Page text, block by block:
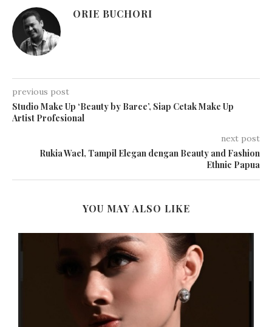
ORIE BUCHORI
previous post
Studio Make Up ‘Beauty by Barce’, Siap Cetak Make Up
Artist Profesional
next post
Rukia Wael, Tampil Elegan dengan Beauty and Fashion
Ethnic Papua
YOU MAY ALSO LIKE